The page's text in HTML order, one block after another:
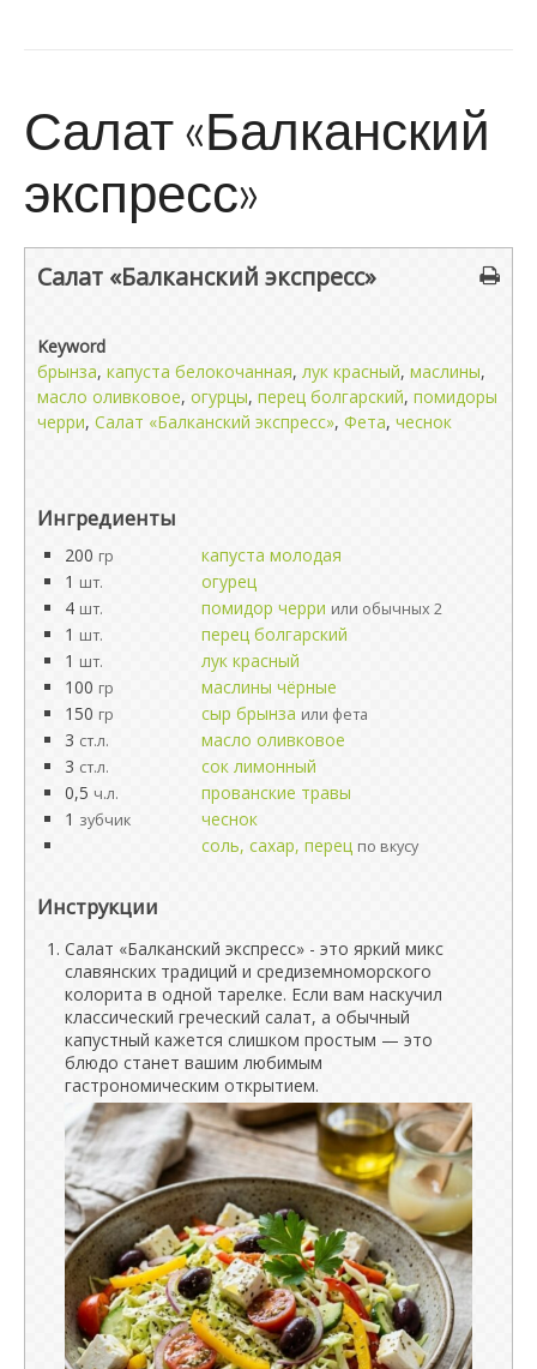
Салат «Балканский
экспресс»
Салат «Балканский экспресс»
Keyword
брынза, капуста белокочанная, лук красный, маслины,
масло оливковое, огурцы, перец болгарский, помидоры
черри, Салат «Балканский экспресс», Фета, чеснок
Ингредиенты
200 гр
капуста молодая
1 шт.
огурец
4 шт. помидор черри или обычных 2
1 шт.
перец болгарский
1 шт.
лук красный
100 гр
маслины чёрные
150 гр сыр брынза или фета
3 ст.л.
масло оливковое
3 ст.л.
сок лимонный
0,5 ч.л.
прованские травы
1 зубчик
чеснок
соль, сахар, перец по вкусу
Инструкции
Салат «Балканский экспресс» - это яркий микс
славянских традиций и средиземноморского
колорита в одной тарелке. Если вам наскучил
классический греческий салат, а обычный
капустный кажется слишком простым — это
блюдо станет вашим любимым
гастрономическим открытием.